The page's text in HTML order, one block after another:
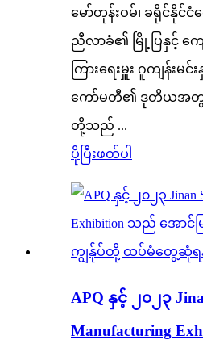
မော်တုန်းဝမ်၊ ခရိုင်နိုင်
ညီလာခံ၏ မြို့ပြနှင့် က
ကြားရေးမှူး ဂူကျန်းမ
ကော်မတီ၏ ဒုတိယအတွင်
တို့သည် ...
ပိုပြီးဖတ်ပါ
APQ နှင့် ၂၀၂၃
Manufacturing